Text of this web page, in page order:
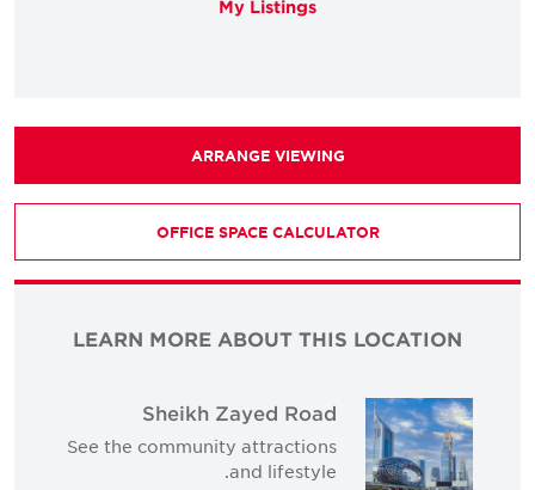
My Listings
ARRANGE VIEWING
OFFICE SPACE CALCULATOR
LEARN MORE ABOUT THIS LOCATION
Sheikh Zayed Road
See the community attractions
and lifestyle.